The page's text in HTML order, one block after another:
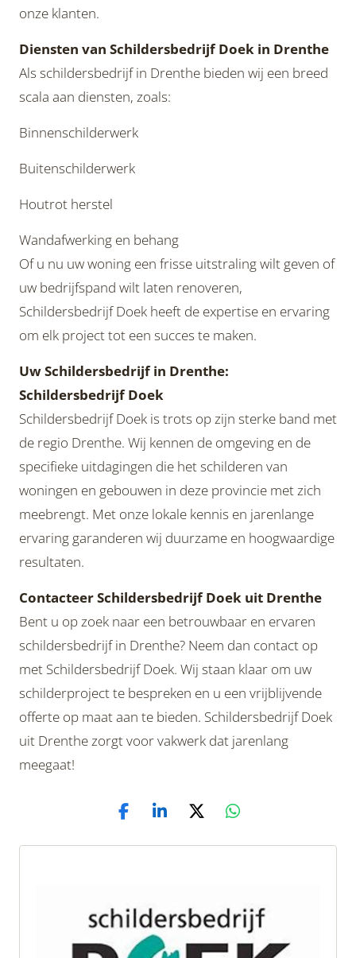
onze klanten.
Diensten van Schildersbedrijf Doek in Drenthe
Als schildersbedrijf in Drenthe bieden wij een breed
scala aan diensten, zoals:
Binnenschilderwerk
Buitenschilderwerk
Houtrot herstel
Wandafwerking en behang
Of u nu uw woning een frisse uitstraling wilt geven of
uw bedrijfspand wilt laten renoveren,
Schildersbedrijf Doek heeft de expertise en ervaring
om elk project tot een succes te maken.
Uw Schildersbedrijf in Drenthe:
Schildersbedrijf Doek
Schildersbedrijf Doek is trots op zijn sterke band met
de regio Drenthe. Wij kennen de omgeving en de
specifieke uitdagingen die het schilderen van
woningen en gebouwen in deze provincie met zich
meebrengt. Met onze lokale kennis en jarenlange
ervaring garanderen wij duurzame en hoogwaardige
resultaten.
Contacteer Schildersbedrijf Doek uit Drenthe
Bent u op zoek naar een betrouwbaar en ervaren
schildersbedrijf in Drenthe? Neem dan contact op
met Schildersbedrijf Doek. Wij staan klaar om uw
schilderproject te bespreken en u een vrijblijvende
offerte op maat aan te bieden. Schildersbedrijf Doek
uit Drenthe zorgt voor vakwerk dat jarenlang
meegaat!